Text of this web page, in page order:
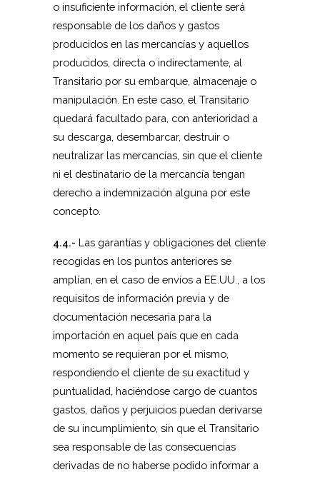
o insuficiente información, el cliente será
responsable de los daños y gastos
producidos en las mercancías y aquellos
producidos, directa o indirectamente, al
Transitario por su embarque, almacenaje o
manipulación. En este caso, el Transitario
quedará facultado para, con anterioridad a
su descarga, desembarcar, destruir o
neutralizar las mercancías, sin que el cliente
ni el destinatario de la mercancía tengan
derecho a indemnización alguna por este
concepto.
4.4.- Las garantías y obligaciones del cliente
recogidas en los puntos anteriores se
amplían, en el caso de envíos a EE.UU., a los
requisitos de información previa y de
documentación necesaria para la
importación en aquel país que en cada
momento se requieran por el mismo,
respondiendo el cliente de su exactitud y
puntualidad, haciéndose cargo de cuantos
gastos, daños y perjuicios puedan derivarse
de su incumplimiento, sin que el Transitario
sea responsable de las consecuencias
derivadas de no haberse podido informar a